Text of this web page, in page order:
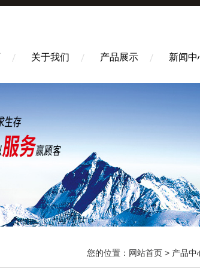
关于我们 产品展示 新闻中
您的位置： 网站首页 > 产品中